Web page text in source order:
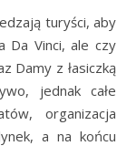
turyści, aby
Da Vinci, ale czy
Damy z łasiczką
jednak całe
organizacja
a na końcu